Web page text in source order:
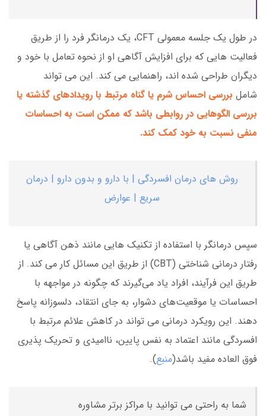
در طول یک جلسه معمولی CFT، یک درمانگر فرد را از طریق
فعالیت هایی که برای افزایش آگاهی او از نحوه تعامل با خود و
دیگران طراحی شده اند، راهنمایی می کند. این می تواند
شامل بررسی احساس شرم یا گناه مرتبط با رویدادهای گذشته یا
بررسی الگوهایی در روابطی باشد که ممکن است به احساسات
منفی نسبت به خود کمک کند.
روش های درمان افسردگی | با دارو و بدون دارو | درمان
سریع | عوارض
سپس درمانگر با استفاده از تکنیک هایی مانند ذهن آگاهی یا
رفتار درمانی شناختی (CBT) از طریق این مسائل کار می کند. از
طریق این فرآیند، افراد یاد می‌گیرند که چگونه در مواجهه با
احساسات یا موقعیت‌های دشوار، به جای انتقاد، دلسوزانه پاسخ
دهند. این رویکرد درمانی می تواند در کاهش علائم مرتبط با
افسردگی مانند اعتماد به نفس پایین، ناامیدی و تحریک پذیری
فوق العاده مفید باشد(منبع).
شما به راحتی می توانید با مراکز برتر مشاوره